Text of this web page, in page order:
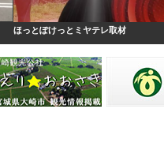
ほっとぽけっとミヤテレ取材